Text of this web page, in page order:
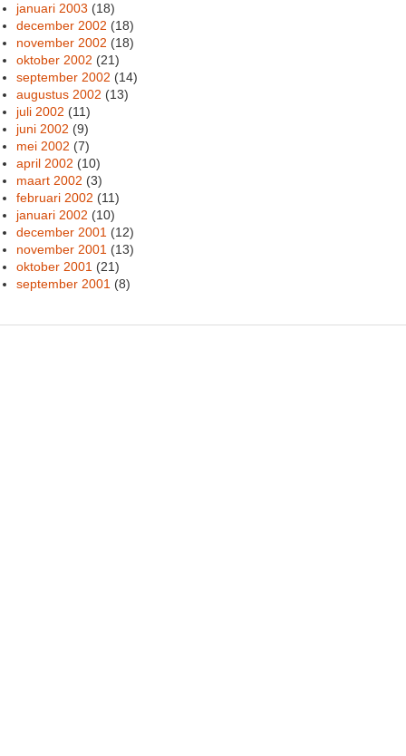
januari 2003 (18)
december 2002 (18)
november 2002 (18)
oktober 2002 (21)
september 2002 (14)
augustus 2002 (13)
juli 2002 (11)
juni 2002 (9)
mei 2002 (7)
april 2002 (10)
maart 2002 (3)
februari 2002 (11)
januari 2002 (10)
december 2001 (12)
november 2001 (13)
oktober 2001 (21)
september 2001 (8)